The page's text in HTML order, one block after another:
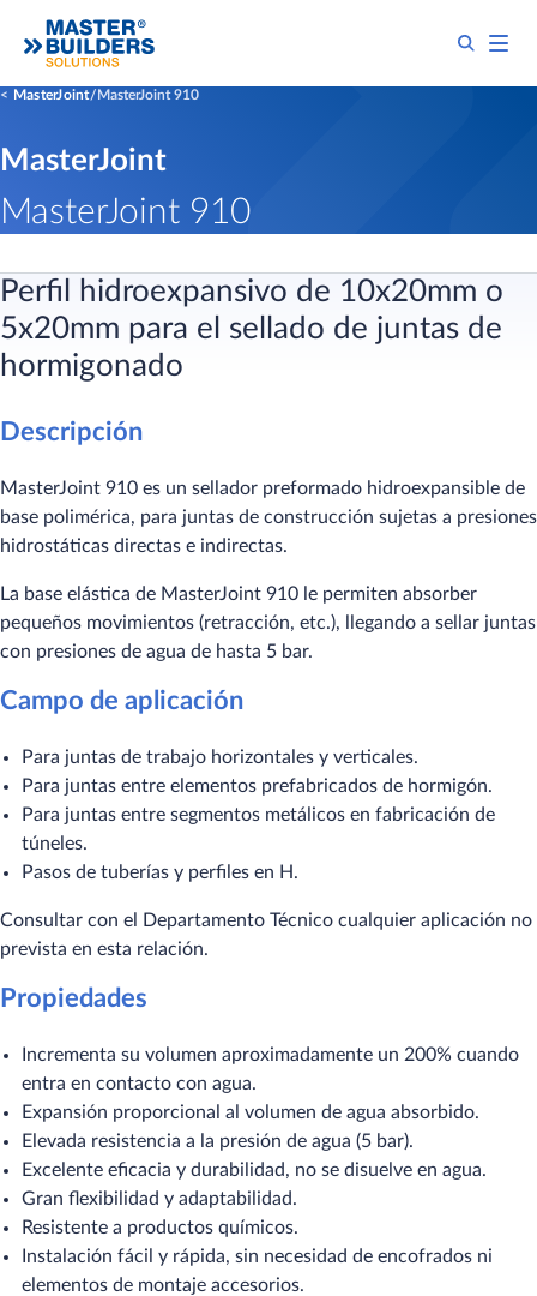
MasterJoint MasterJoint 910
MasterJoint
MasterJoint 910
Perfil hidroexpansivo de 10x20mm o
5x20mm para el sellado de juntas de
hormigonado
Descripción
MasterJoint 910 es un sellador preformado hidroexpansible de
base polimérica, para juntas de construcción sujetas a presiones
hidrostáticas directas e indirectas.
La base elástica de MasterJoint 910 le permiten absorber
pequeños movimientos (retracción, etc.), llegando a sellar juntas
con presiones de agua de hasta 5 bar.
Campo de aplicación
Para juntas de trabajo horizontales y verticales.
Para juntas entre elementos prefabricados de hormigón.
Para juntas entre segmentos metálicos en fabricación de
túneles.
Pasos de tuberías y perfiles en H.
Consultar con el Departamento Técnico cualquier aplicación no
prevista en esta relación.
Propiedades
Incrementa su volumen aproximadamente un 200% cuando
entra en contacto con agua.
Expansión proporcional al volumen de agua absorbido.
Elevada resistencia a la presión de agua (5 bar).
Excelente eficacia y durabilidad, no se disuelve en agua.
Gran flexibilidad y adaptabilidad.
Resistente a productos químicos.
Instalación fácil y rápida, sin necesidad de encofrados ni
elementos de montaje accesorios.